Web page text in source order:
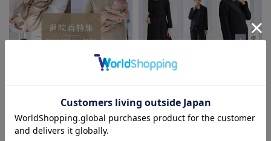
退院着特集 赤ちゃんとの新しい一
歩を彩るママの服装ガイド
妊婦さんの為の喪服マナー 急な訃
報にも慌てない。実用Q&Aガイド
お気に入り商品を確認する